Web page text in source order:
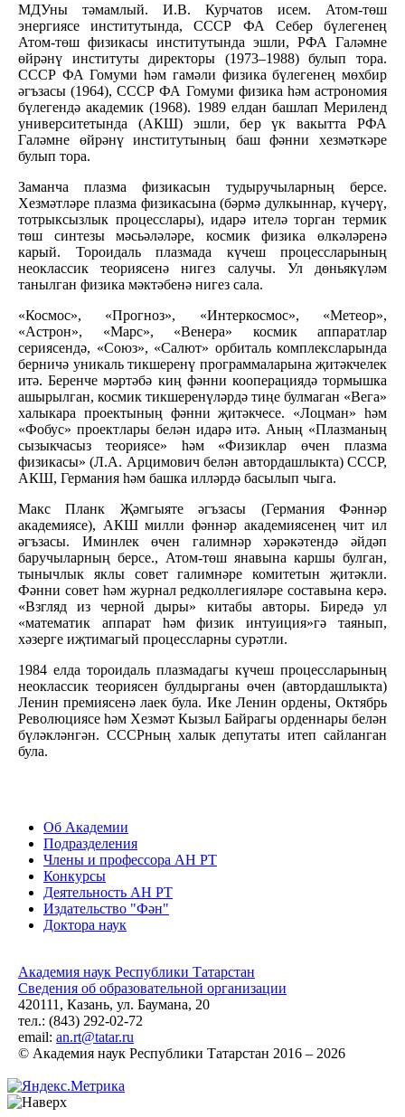
МДУны тәмамлый. И.В. Курчатов исем. Атом-төш
энергиясе институтында, СССР ФА Себер бүлегенең
Атом-төш физикасы институтында эшли, РФА Галәмне
өйрәнү институты директоры (1973–1988) булып тора.
СССР ФА Гомуми һәм гамәли физика бүлегенең мөхбир
әгъзасы (1964), СССР ФА Гомуми физика һәм астрономия
бүлегендә академик (1968). 1989 елдан башлап Мериленд
университетында (АКШ) эшли, бер үк вакытта РФА
Галәмне өйрәнү институтының баш фәнни хезмәткәре
булып тора.
Заманча плазма физикасын тудыручыларның берсе.
Хезмәтләре плазма физикасына (бәрмә дулкыннар, күчерү,
тотрыксызлык процесслары), идарә ителә торган термик
төш синтезы мәсьәләләре, космик физика өлкәләренә
карый. Тороидаль плазмада күчеш процессларының
неоклассик теориясенә нигез салучы. Ул дөньякүләм
танылган физика мәктәбенә нигез сала.
«Космос», «Прогноз», «Интеркосмос», «Метеор»,
«Астрон», «Марс», «Венера» космик аппаратлар
сериясендә, «Союз», «Салют» орбиталь комплексларында
берничә уникаль тикшеренү программаларына җитәкчелек
итә. Беренче мәртәбә киң фәнни кооперациядә тормышка
ашырылган, космик тикшеренүләрдә тиңе булмаган «Вега»
халыкара проектының фәнни җитәкчесе. «Лоцман» һәм
«Фобус» проектлары белән идарә итә. Аның «Плазманың
сызыкчасыз теориясе» һәм «Физиклар өчен плазма
физикасы» (Л.А. Арцимович белән автордашлыкта) СССР,
АКШ, Германия һәм башка илләрдә басылып чыга.
Макс Планк Җәмгыяте әгъзасы (Германия Фәннәр
академиясе), АКШ милли фәннәр академиясенең чит ил
әгъзасы. Иминлек өчен галимнәр хәрәкәтендә әйдәп
баручыларның берсе., Атом-төш янавына каршы булган,
тынычлык яклы совет галимнәре комитетын җитәкли.
Фәнни совет һәм журнал редколлегияләре составына керә.
«Взгляд из черной дыры» китабы авторы. Биредә ул
«математик аппарат һәм физик интуиция»гә таянып,
хәзерге иҗтимагый процессларны сурәтли.
1984 елда тороидаль плазмадагы күчеш процессларының
неоклассик теориясен булдырганы өчен (автордашлыкта)
Ленин премиясенә лаек була. Ике Ленин ордены, Октябрь
Революциясе һәм Хезмәт Кызыл Байрагы орденнары белән
бүләкләнгән. СССРның халык депутаты итеп сайланган
була.
Об Академии
Подразделения
Члены и профессора АН РТ
Конкурсы
Деятельность АН РТ
Издательство "Фән"
Доктора наук
Академия наук Республики Татарстан
Сведения об образовательной организации
420111, Казань, ул. Баумана, 20
тел.: (843) 292-02-72
email: an.rt@tatar.ru
© Академия наук Республики Татарстан 2016 – 2026